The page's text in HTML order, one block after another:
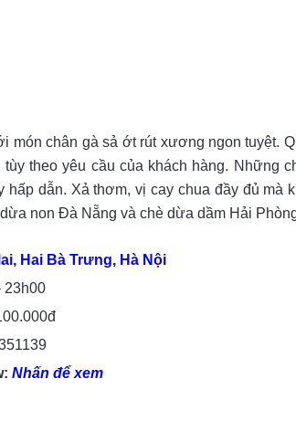
món chân gà sả ớt rút xương ngon tuyệt.
theo yêu cầu của khách hàng. Những
hấp dẫn. Xả thơm, vị cay chua đầy đủ mà
non Đà Nẵng và chè dừa dầm Hải
Hai Bà Trưng, Hà Nội
23h00
Nhấn để xem